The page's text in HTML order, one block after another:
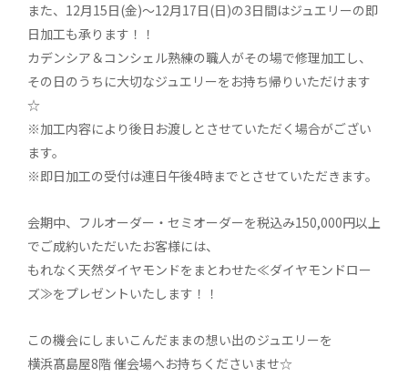
また、12月15日(金)～12月17日(日)の3日間はジュエリーの即
日加工も承ります！！
カデンシア＆コンシェル熟練の職人がその場で修理加工し、
その日のうちに大切なジュエリーをお持ち帰りいただけます
☆
※加工内容により後日お渡しとさせていただく場合がござい
ます。
※即日加工の受付は連日午後4時までとさせていただきます。
会期中、フルオーダー・セミオーダーを税込み150,000円以上
でご成約いただいたお客様には、
もれなく天然ダイヤモンドをまとわせた≪ダイヤモンドロー
ズ≫をプレゼントいたします！！
この機会にしまいこんだままの想い出のジュエリーを
横浜髙島屋8階 催会場へお持ちくださいませ☆